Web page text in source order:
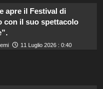
apre il Festival di
con il suo spettacolo
11 Luglio 2026 : 0:40